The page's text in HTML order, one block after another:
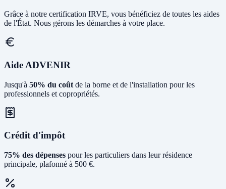
Grâce à notre certification IRVE, vous bénéficiez de toutes les aides
de l'État. Nous gérons les démarches à votre place.
Aide ADVENIR
Jusqu'à 50% du coût de la borne et de l'installation pour les
professionnels et copropriétés.
Crédit d'impôt
75% des dépenses pour les particuliers dans leur résidence
principale, plafonné à 500 €.